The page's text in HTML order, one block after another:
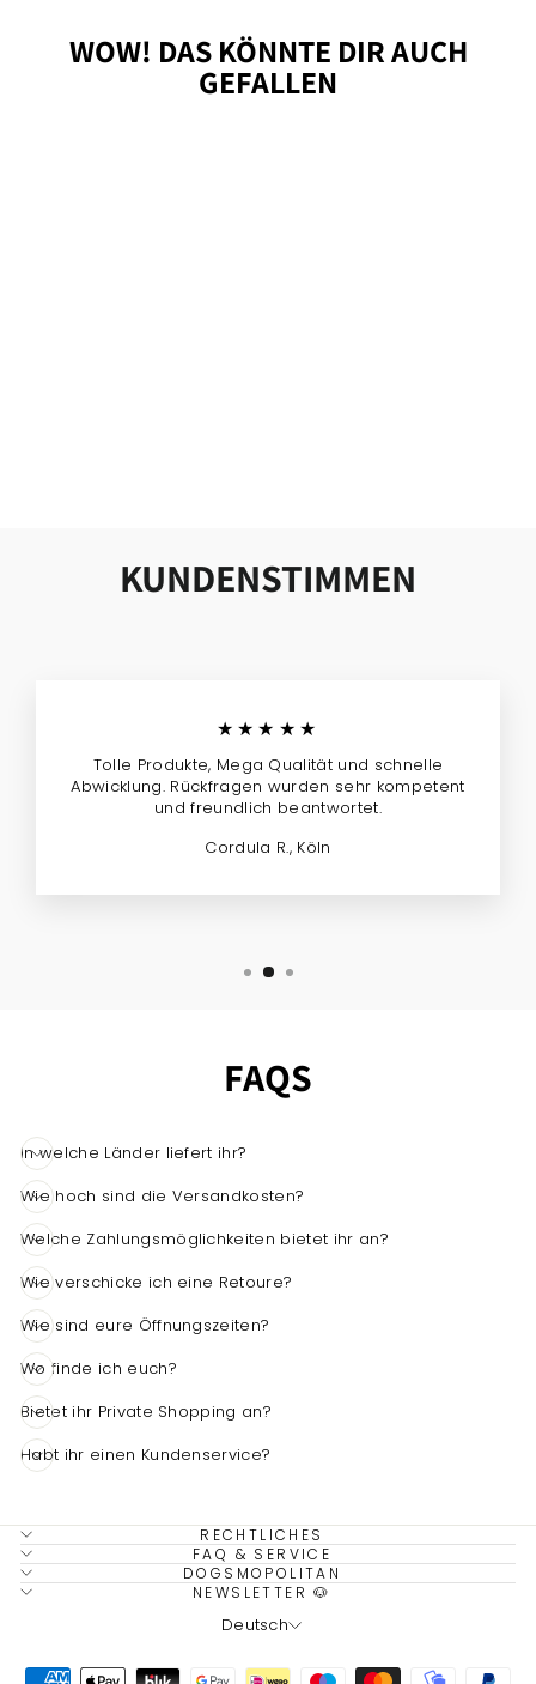
WOW! DAS KÖNNTE DIR AUCH
GEFALLEN
KUNDENSTIMMEN
★★★★★
Tolle Produkte, Mega Qualität und schnelle
Abwicklung. Rückfragen wurden sehr kompetent
und freundlich beantwortet.
Cordula R., Köln
FAQS
In welche Länder liefert ihr?
Wie hoch sind die Versandkosten?
Welche Zahlungsmöglichkeiten bietet ihr an?
Wie verschicke ich eine Retoure?
Wie sind eure Öffnungszeiten?
Wo finde ich euch?
Bietet ihr Private Shopping an?
Habt ihr einen Kundenservice?
RECHTLICHES
FAQ & SERVICE
DOGSMOPOLITAN
NEWSLETTER 🐶
SPRACHE
Deutsch
4,7 Rating 1.535 Bewertungen
Carolin France
schnelle Lieferung, alles ganz
Facebook
Sandra Nolte-Hemgesberg
Verifizierter Kunde
gute Qualität und super Service. Wenn ich
Die Lieferung erfolgt sehr schnell und die
Twitter